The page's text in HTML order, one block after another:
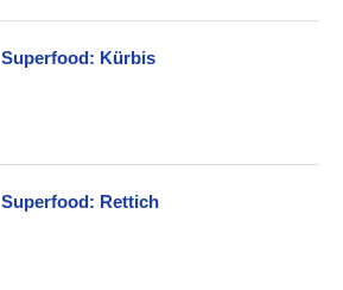
Superfood: Kürbis
Superfood: Rettich